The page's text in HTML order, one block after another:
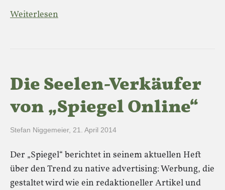
Weiterlesen
Die Seelen-Verkäufer
von „Spiegel Online“
Stefan Niggemeier, 21. April 2014
Der „Spiegel“ berichtet in seinem aktuellen Heft
über den Trend zu native advertising: Werbung, die
gestaltet wird wie ein redaktioneller Artikel und